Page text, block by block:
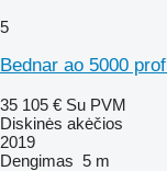
5
Bednar ao 5000
35 105 € Su PVM
Diskinės akėčios
2019
Dengimas 5 m